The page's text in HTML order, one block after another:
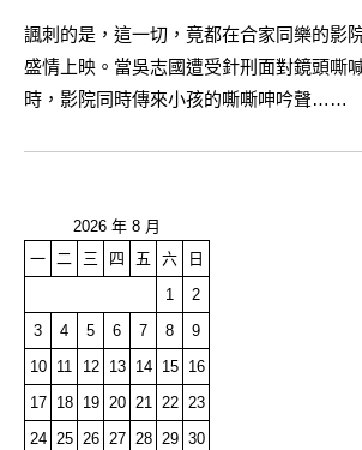
諷刺的是，這一切，竟都在合家同樂的影
盛情上映。當吳志國遭受針刑面對鏡頭嘶
時，影院同時傳來小孩的嘶嘶呻吟聲……
2026 年 8 月
一 二 三 四 五 六
日
1
2
3
4 5 6 7 8
9
10
11 12 13 14 15
16
17
18 19 20 21 22 23
24 25 26 27 28 29 30